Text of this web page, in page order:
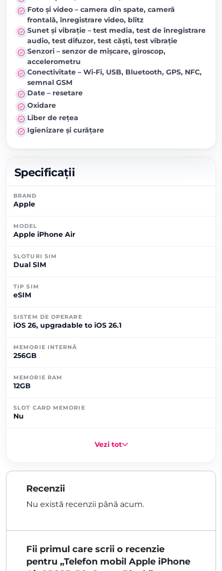
Foto și video – camera din spate, cameră
frontală, înregistrare video, blitz
Sunet și vibrație – test media, test de înregistrare
audio, test difuzor, test căști, test vibrație
Senzori – senzor de mișcare, giroscop,
accelerometru
Conectivitate – Wi-Fi, USB, Bluetooth, GPS, NFC,
semnal GSM
Date – resetare
Oxidare
Liber de rețea
Igienizare și curățare
Specificații
BRAND
Apple
MODEL
Apple iPhone Air
SLOTURI SIM
Dual SIM
TIP SIM
eSIM
SISTEM DE OPERARE
iOS 26, upgradable to iOS 26.1
MEMORIE INTERNĂ
256GB
MEMORIE RAM
12GB
SLOT CARD MEMORIE
Nu
Vezi tot
Recenzii
Nu există recenzii până acum.
Fii primul care scrii o recenzie
pentru „Telefon mobil Apple iPhone